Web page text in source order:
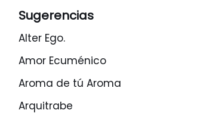
Sugerencias
Alter Ego.
Amor Ecuménico
Aroma de tú Aroma
Arquitrabe